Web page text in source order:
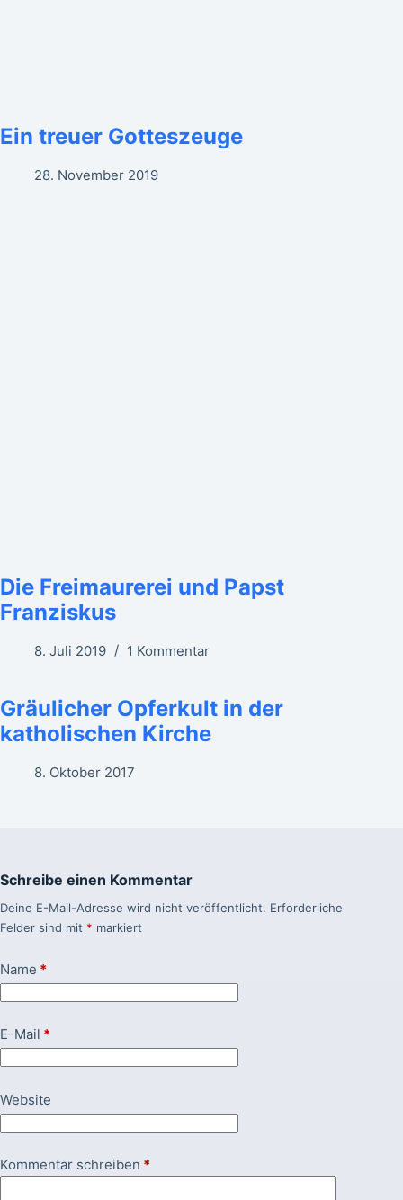
Ein treuer Gotteszeuge
28. November 2019
Die Freimaurerei und Papst
Franziskus
8. Juli 2019 1 Kommentar
Gräulicher Opferkult in der
katholischen Kirche
8. Oktober 2017
Schreibe einen Kommentar
Deine E-Mail-Adresse wird nicht veröffentlicht. Erforderliche
Felder sind mit * markiert
Name *
E-Mail *
Website
Kommentar schreiben *